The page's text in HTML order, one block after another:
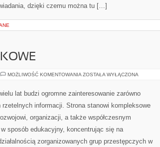
dzięki czemu można tu […]
MOŻLIWOŚĆ KOMENTOWANIA KARTELE
ZOSTAŁA WYŁĄCZONA
lat budzi ogromne zainteresowanie zarówno
informacji. Strona stanowi kompleksowe
organizacji, a także współczesnym
sposób edukacyjny, koncentrując się na
zorganizowanych grup przestępczych w